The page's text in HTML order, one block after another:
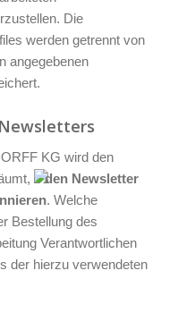
Die
werden getrennt von
angegebenen
KG wird den
den Newsletter
. Welche
Bestellung des
Verantwortlichen
der hierzu verwendeten